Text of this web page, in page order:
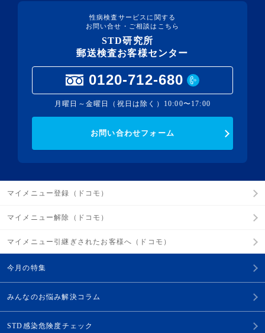
性病検査サービスに関する
お問い合せ・ご相談はこちら
STD研究所
郵送検査お客様センター
0120-712-680
月曜日～金曜日（祝日は除く）10:00〜17:00
お問い合わせフォーム
マイメニュー登録（ドコモ）
マイメニュー解除（ドコモ）
マイメニュー引継ぎされたお客様へ（ドコモ）
今月の特集
みんなのお悩み解決コラム
STD感染危険度チェック